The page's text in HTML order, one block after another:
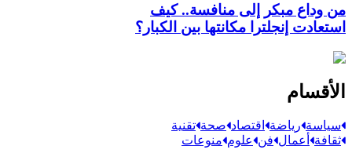
من وداع مبكر إلى منافسة.. كيف
استعادت إنجلترا مكانتها بين الكبار؟
الأقسام
سياسة رياضة اقتصاد صحة تقنية
ثقافة أعمال فن علوم منوعات